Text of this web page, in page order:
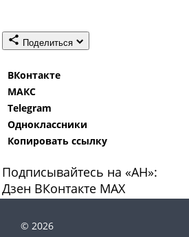
Поделиться
ВКонтакте
МАКС
Telegram
Одноклассники
Копировать ссылку
Подписывайтесь на «АН»:
Дзен ВКонтакте МАХ
© 2026